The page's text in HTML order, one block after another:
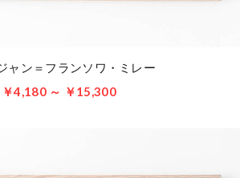
ャン＝フランソワ・ミレー
￥4,180 ～ ￥15,300